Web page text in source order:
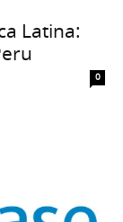
Latina:
0